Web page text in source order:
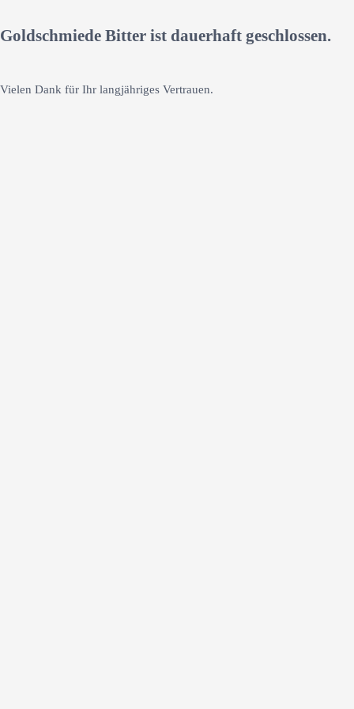
Goldschmiede Bitter ist dauerhaft geschlossen.
Vielen Dank für Ihr langjähriges Vertrauen.